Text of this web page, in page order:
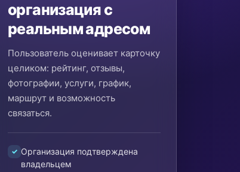
организация с
реальным адресом
Пользователь оценивает карточку
целиком: рейтинг, отзывы,
фотографии, услуги, график,
маршрут и возможность
связаться.
Организация подтверждена
владельцем